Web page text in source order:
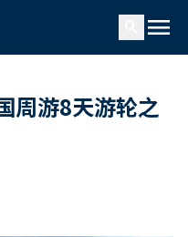
menu
周游8天游轮之